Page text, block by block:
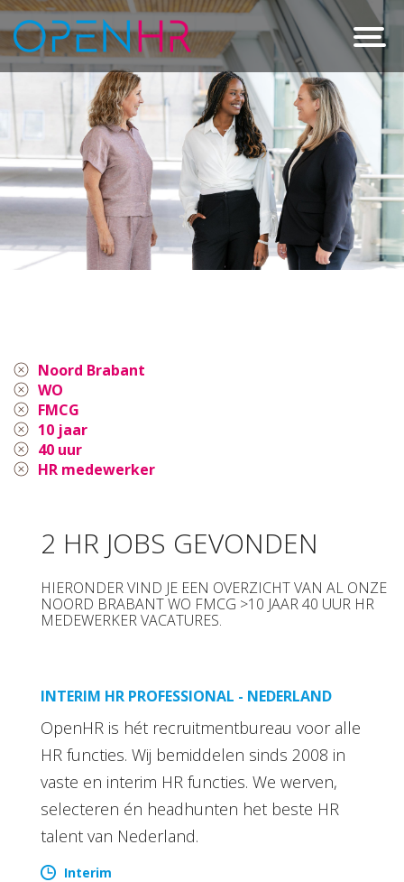
Noord Brabant
WO
FMCG
10 jaar
40 uur
HR medewerker
2 HR JOBS GEVONDEN
HIERONDER VIND JE EEN OVERZICHT VAN AL ONZE
NOORD BRABANT WO FMCG >10 JAAR 40 UUR HR
MEDEWERKER VACATURES.
INTERIM HR PROFESSIONAL - NEDERLAND
OpenHR is hét recruitmentbureau voor alle
HR functies. Wij bemiddelen sinds 2008 in
vaste en interim HR functies. We werven,
selecteren én headhunten het beste HR
talent van Nederland.
Interim